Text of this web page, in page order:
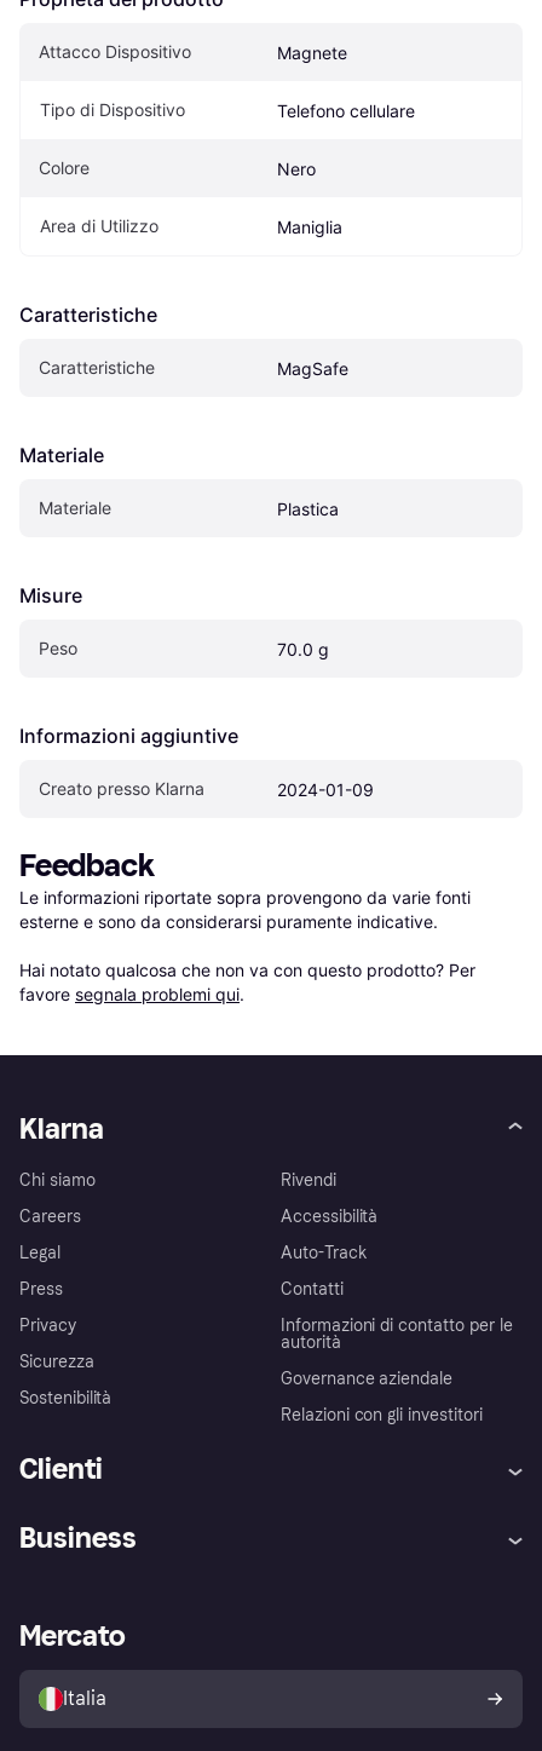
Attacco Dispositivo Magnete
Tipo di Dispositivo Telefono cellulare
Colore Nero
Area di Utilizzo Maniglia
Caratteristiche
Caratteristiche MagSafe
Materiale
Materiale Plastica
Misure
Peso 70.0 g
Informazioni aggiuntive
Creato presso Klarna 2024-01-09
Feedback
Le informazioni riportate sopra provengono da varie fonti
esterne e sono da considerarsi puramente indicative.
Hai notato qualcosa che non va con questo prodotto? Per
favore segnala problemi qui.
Klarna
Chi siamo
Careers
Legal
Press
Privacy
Sicurezza
Sostenibilità
Rivendi
Accessibilità
Auto-Track
Contatti
Informazioni di contatto per le
autorità
Governance aziendale
Relazioni con gli investitori
Clienti
Assistenza
Esplora i negozi
Politica di protezione
dell'acquirente Klarna
Business
Accesso aziende
Mercato
Italia